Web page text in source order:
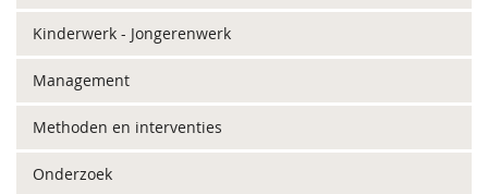
Kinderwerk - Jongerenwerk
Management
Methoden en interventies
Onderzoek